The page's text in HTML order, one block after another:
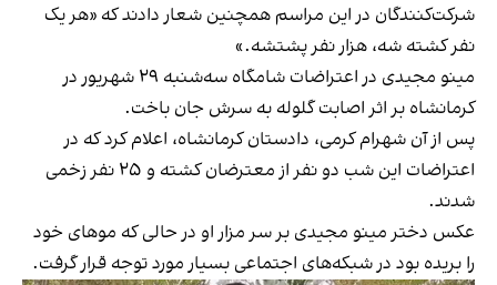
شرکت‌کنندگان در این مراسم همچنین شعار دادند که «هر یک
نفر کشته شه، هزار نفر پشتشه.»
مینو مجیدی در اعتراضات شامگاه سه‌شنبه ۲۹ شهریور در
کرمانشاه بر اثر اصابت گلوله به سرش جان باخت.
پس از آن شهرام کرمی، دادستان کرمانشاه، اعلام کرد که در
اعتراضات این شب دو نفر از معترضان کشته و ۲۵ نفر زخمی
شدند.
عکس دختر مینو مجیدی بر سر مزار او در حالی که موهای خود
را بریده بود در شبکه‌های اجتماعی بسیار مورد توجه قرار گرفت.